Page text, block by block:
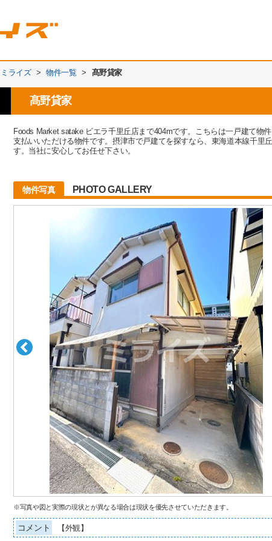
ミライズ > 物件一覧 > 髙野貸家
髙野貸家
Foods Market satake ビエラ千里丘店まで404mです。こちらは一戸建て
支払いいただける物件です。摂津市で戸建てを探すなら、東海道本線千里
す。当社に安心してお任せ下さい。
物件写真 PHOTO GALLERY
※写真や図と実際の現状とが異なる場合は現状を優先させていただきます。
コメント 【外観】